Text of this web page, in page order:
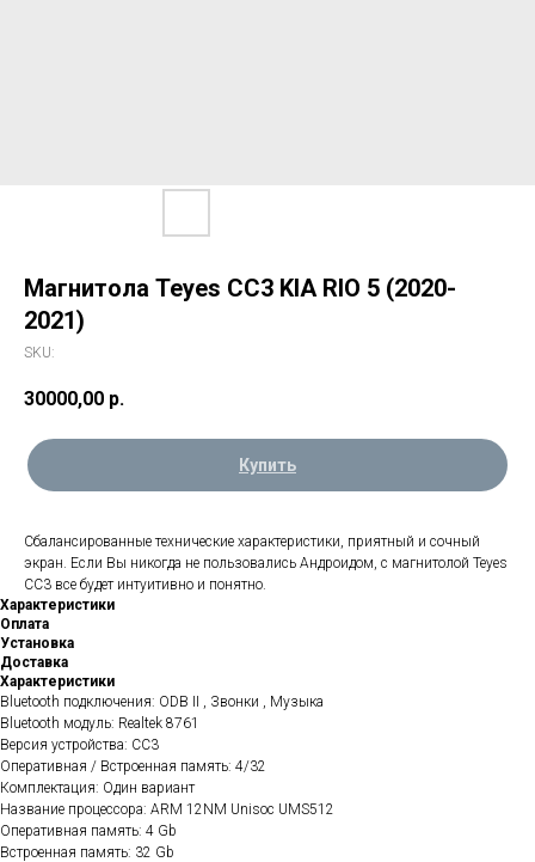
Магнитола Teyes CC3 KIA RIO 5 (2020-
2021)
SKU:
30000,00 р.
Купить
Сбалансированные технические характеристики, приятный и сочный
экран. Если Вы никогда не пользовались Андроидом, с магнитолой Teyes
CC3 все будет интуитивно и понятно.
Характеристики
Оплата
Установка
Доставка
Характеристики
Bluetooth подключения: ODB II , Звонки , Музыка
Bluetooth модуль: Realtek 8761
Версия устройства: CC3
Оперативная / Встроенная память: 4/32
Комплектация: Один вариант
Название процессора: ARM 12NM Unisoc UMS512
Оперативная память: 4 Gb
Встроенная память: 32 Gb